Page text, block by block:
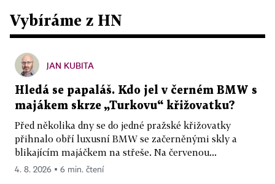
Vybíráme z HN
JAN KUBITA
Hledá se papaláš. Kdo jel v černém BMW s
majákem skrze „Turkovu“ křižovatku?
Před několika dny se do jedné pražské křižovatky
přihnalo obří luxusní BMW se začerněnými skly a
blikajícím majáčkem na střeše. Na červenou...
4. 8. 2026 ▪ 6 min. čtení